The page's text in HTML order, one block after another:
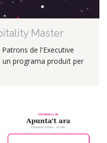
Màster
de l'Executive
un programa produït per